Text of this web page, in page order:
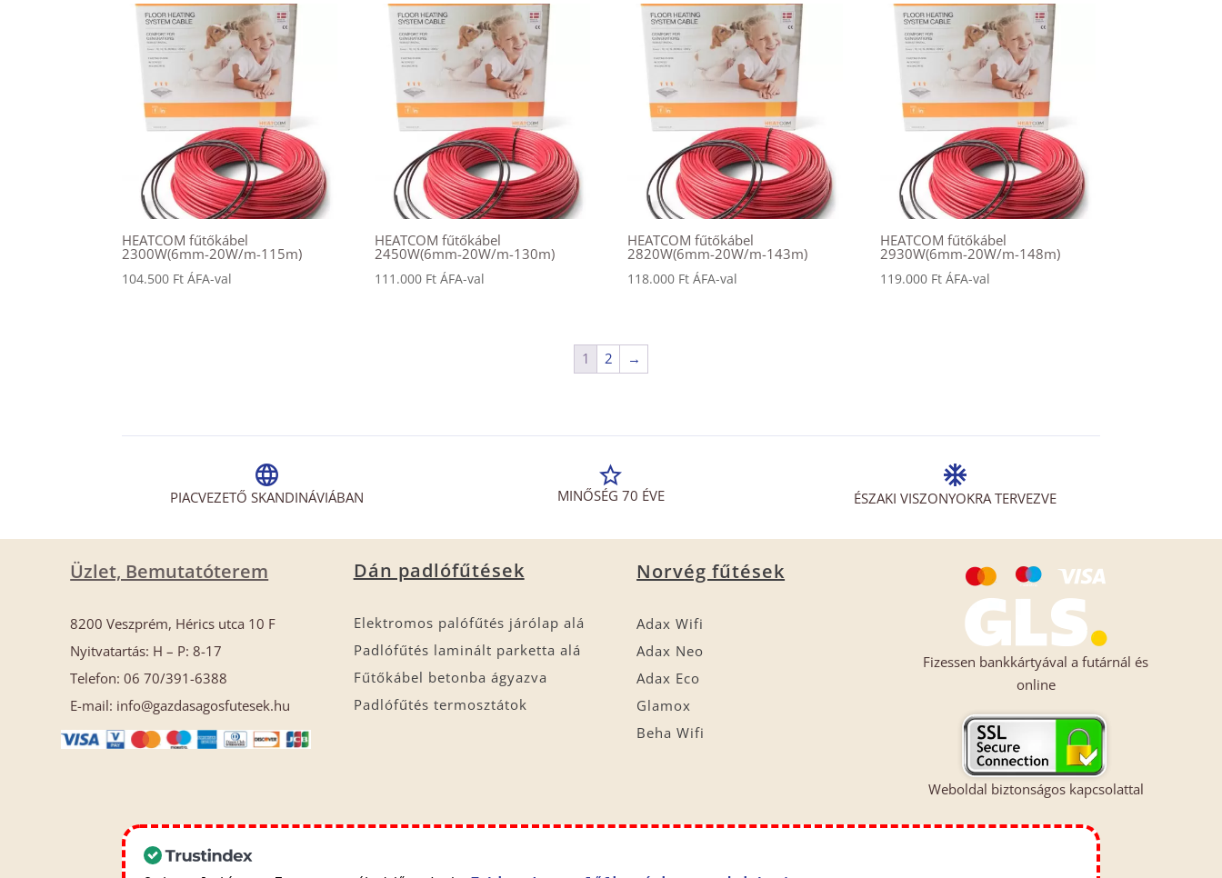
HEATCOM fűtőkábel
2300W(6mm-20W/m-115m)
104.500 Ft ÁFA-val
HEATCOM fűtőkábel
2450W(6mm-20W/m-130m)
111.000 Ft ÁFA-val
HEATCOM fűtőkábel
2820W(6mm-20W/m-143m)
118.000 Ft ÁFA-val
HEATCOM fűtőkábel
2930W(6mm-20W/m-148m)
119.000 Ft ÁFA-val
1 2 →
PIACVEZETŐ SKANDINÁVIÁBAN MINŐSÉG 70 ÉVE ÉSZAKI VISZONYOKRA TERVEZVE
Üzlet, Bemutatóterem
8200 Veszprém, Hérics utca 10 F
Nyitvatartás: H – P: 8-17
Telefon: 06 70/391-6388
E-mail: info@gazdasagosfutesek.hu
Dán padlófűtések
Elektromos palófűtés járólap alá
Padlófűtés laminált parketta alá
Fűtőkábel betonba ágyazva
Padlófűtés termosztátok
Norvég fűtések
Adax Wifi
Adax Neo
Adax Eco
Glamox
Beha Wifi
Fizessen bankkártyával a futárnál és
online
Weboldal biztonságos kapcsolattal